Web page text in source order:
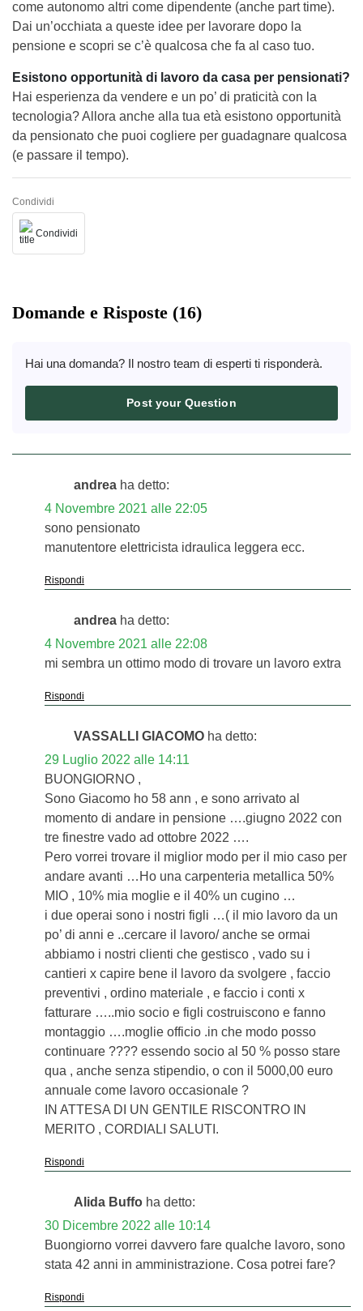
come autonomo altri come dipendente (anche part time).
Dai un’occhiata a queste idee per lavorare dopo la
pensione e scopri se c’è qualcosa che fa al caso tuo.
Esistono opportunità di lavoro da casa per pensionati?
Hai esperienza da vendere e un po’ di praticità con la
tecnologia? Allora anche alla tua età esistono opportunità
da pensionato che puoi cogliere per guadagnare qualcosa
(e passare il tempo).
Condividi
Condividi
Domande e Risposte (16)
Hai una domanda? Il nostro team di esperti ti risponderà.
Post your Question
andrea ha detto:
4 Novembre 2021 alle 22:05
sono pensionato
manutentore elettricista idraulica leggera ecc.
Rispondi
andrea ha detto:
4 Novembre 2021 alle 22:08
mi sembra un ottimo modo di trovare un lavoro extra
Rispondi
VASSALLI GIACOMO ha detto:
29 Luglio 2022 alle 14:11
BUONGIORNO ,
Sono Giacomo ho 58 ann , e sono arrivato al
momento di andare in pensione ….giugno 2022 con
tre finestre vado ad ottobre 2022 ….
Pero vorrei trovare il miglior modo per il mio caso per
andare avanti …Ho una carpenteria metallica 50%
MIO , 10% mia moglie e il 40% un cugino …
i due operai sono i nostri figli …( il mio lavoro da un
po’ di anni e ..cercare il lavoro/ anche se ormai
abbiamo i nostri clienti che gestisco , vado su i
cantieri x capire bene il lavoro da svolgere , faccio
preventivi , ordino materiale , e faccio i conti x
fatturare …..mio socio e figli costruiscono e fanno
montaggio ….moglie officio .in che modo posso
continuare ???? essendo socio al 50 % posso stare
qua , anche senza stipendio, o con il 5000,00 euro
annuale come lavoro occasionale ?
IN ATTESA DI UN GENTILE RISCONTRO IN
MERITO , CORDIALI SALUTI.
Rispondi
Alida Buffo ha detto:
30 Dicembre 2022 alle 10:14
Buongiorno vorrei davvero fare qualche lavoro, sono
stata 42 anni in amministrazione. Cosa potrei fare?
Rispondi